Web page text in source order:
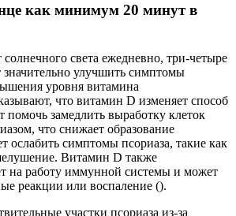
как минимум 20 минут в
света ежедневно, три-четыре
улучшить симптомы
уровня витамина
что витамин D изменяет способ
помочь замедлить выработку клеток
что снижает образование
ослабить симптомы псориаза, такие как
Витамин D также
на работу иммунной системы и может
реакции или воспаление ().
участки псориаза из-за